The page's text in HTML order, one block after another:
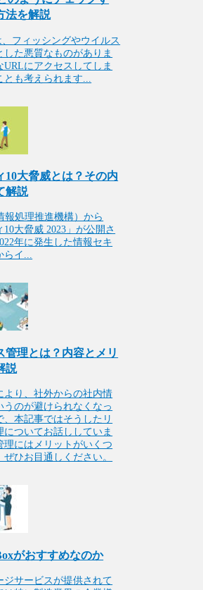
法を解説
フィッシングやウイルス
た悪質なものがありま
にアクセスしてしま
も考えられます...
10大脅威とは？その内
解説
報処理推進機構）から
10大脅威 2023」が公開さ
年に発生した情報セキ
らイ...
管理とは？内容とメリ
説
より、社外からの社内情
うのが避けられなくなっ
、本記事ではそうしたリ
についてお話ししていま
理にはメリットがいくつ
ひお目通しください。
がおすすめなのか
ジサービスが提供されて